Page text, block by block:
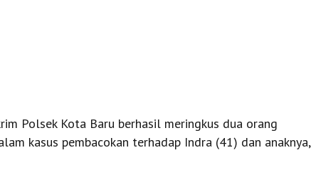
Polsek Kota Baru berhasil meringkus dua orang
kasus pembacokan terhadap Indra (41) dan anaknya,